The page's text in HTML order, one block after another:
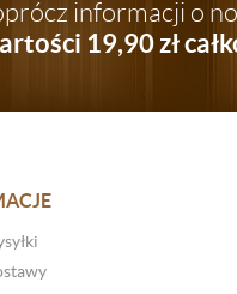
informacji o
19,90 zł